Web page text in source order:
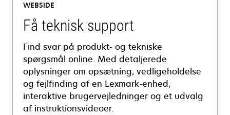
WEBSIDE
Få teknisk support
Find svar på produkt- og tekniske
spørgsmål online. Med detaljerede
oplysninger om opsætning, vedligeholdelse
og fejlfinding af en Lexmark-enhed,
interaktive brugervejledninger og et udvalg
af instruktionsvideoer.